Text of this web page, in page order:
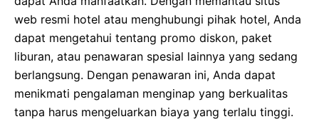
web resmi hotel atau menghubungi pihak hotel, Anda
dapat mengetahui tentang promo diskon, paket
liburan, atau penawaran spesial lainnya yang sedang
berlangsung. Dengan penawaran ini, Anda dapat
menikmati pengalaman menginap yang berkualitas
tanpa harus mengeluarkan biaya yang terlalu tinggi.